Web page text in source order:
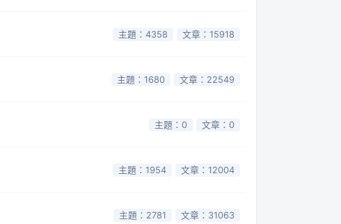
主題：4358 文章：15918
主題：1680 文章：22549
主題：0 文章：0
主題：1954 文章：12004
主題：2781 文章：31063